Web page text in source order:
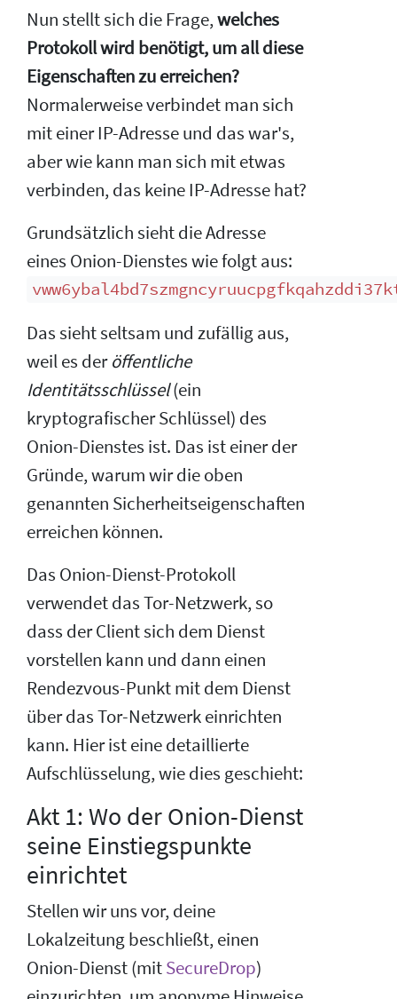
Nun stellt sich die Frage,welches
Protokoll wird benötigt, um all diese
Eigenschaften zu erreichen?
Normalerweise verbindet man sich
mit einer IP-Adresse und das war's,
aber wie kann man sich mit etwas
verbinden, das keine IP-Adresse hat?
Grundsätzlich sieht die Adresse
eines Onion-Dienstes wie folgt aus:
Das sieht seltsam und zufällig aus,
weil es deröffentliche
Identitätsschlüssel(ein
kryptografischer Schlüssel) des
Onion-Dienstes ist. Das ist einer der
Gründe, warum wir die oben
genannten Sicherheitseigenschaften
erreichen können.
Das Onion-Dienst-Protokoll
verwendet das Tor-Netzwerk, so
dass der Client sich dem Dienst
vorstellen kann und dann einen
Rendezvous-Punkt mit dem Dienst
über das Tor-Netzwerk einrichten
kann. Hier ist eine detaillierte
Aufschlüsselung, wie dies geschieht:
Akt 1: Wo der Onion-Dienst
seine Einstiegspunkte
einrichtet
Stellen wir uns vor, deine
Lokalzeitung beschließt, einen
Onion-Dienst (mitSecureDrop)